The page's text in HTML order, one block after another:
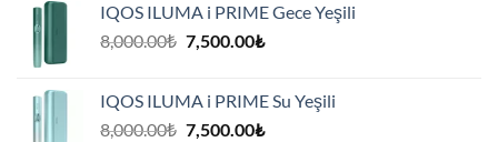
7,500.00₺.
IQOS ILUMA i PRIME Gece Yeşili
8,000.00₺ Orijinal
7,500.00₺Şu
7,500.00₺.
IQOS ILUMA i PRIME Su Yeşili
8,000.00₺ Orijinal
7,500.00₺Şu